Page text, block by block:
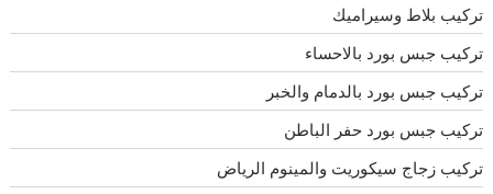
تركيب بلاط وسيراميك
تركيب جبس بورد بالاحساء
تركيب جبس بورد بالدمام والخبر
تركيب جبس بورد حفر الباطن
تركيب زجاج سيكوريت والمينوم الرياض